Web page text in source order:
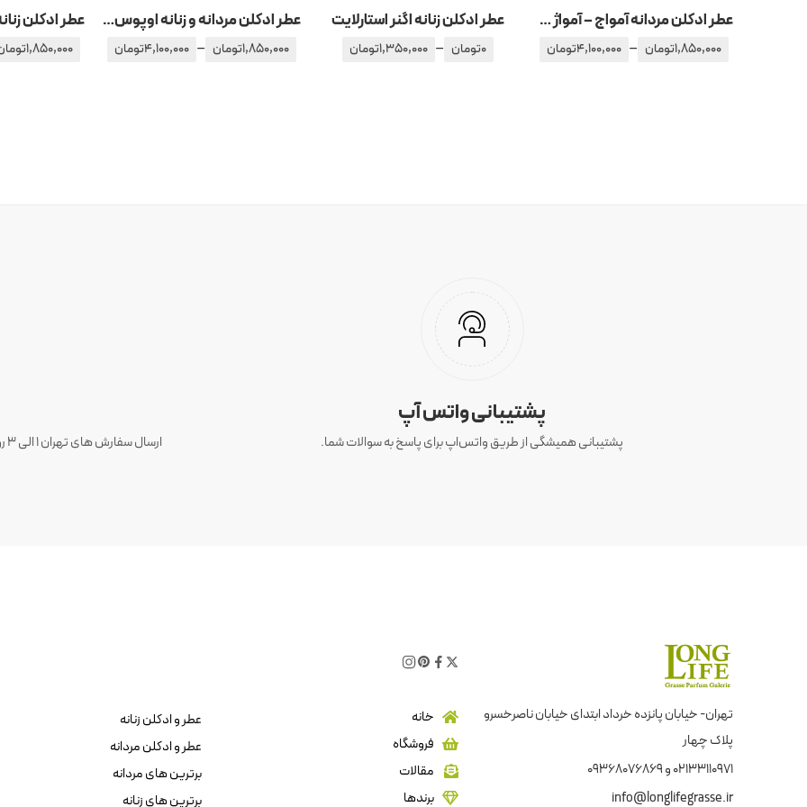
عطر ادکلن مردانه آمواج – آمواژ بیچ هات من مردانه
1,850,000تومان –
4,100,000تومان
عطر ادکلن زنانه اگنر استارلایت
0تومان –
1,350,000تومان
عطر ادکلن مردانه و زنانه اوپوس – اپوس 6 آمواج – آمواژ
1,850,000تومان –
4,100,000تومان 1,850,000
پشتیبانی واتس آپ
پشتیبانی همیشگی از طریق واتس‌اپ برای پاسخ به سوالات شما.
تهران- خیابان پانزده خرداد ابتدای خیابان ناصرخسرو
پلاک چهار
02133110971 و 09368076869
info@longlifegrasse.ir
خانه
فروشگاه
مقالات
برندها
عطر و ادکلن زنانه
عطر و ادکلن مردانه
برترین های مردانه
برترین های زنانه